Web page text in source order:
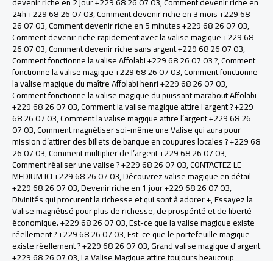
24h +229 68 26 07 03,Comment devenir riche en 3 mois +229 68
26 07 03,Comment devenir riche en 5 minutes +229 68 26 07 03,
Comment devenir riche rapidement avec la valise magique +229 68
26 07 03,Comment devenir riche sans argent +229 68 26 07 03,
Comment fonctionne la valise Affolabi +229 68 26 07 03 ?,Comment
fonctionne la valise magique +229 68 26 07 03,Comment fonctionne
la valise magique du maître Affolabi henri +229 68 26 07 03,
Comment fonctionne la valise magique du puissant marabout Affolabi
+229 68 26 07 03,Comment la valise magique attire l’argent ? +229
68 26 07 03,Comment la valise magique attire l’argent +229 68 26
07 03,Comment magnétiser soi-même une Valise qui aura pour
mission d’attirer des billets de banque en coupures locales ? +229 68
26 07 03,Comment multiplier de l’argent +229 68 26 07 03,
Comment réaliser une valise ? +229 68 26 07 03,CONTACTEZ LE
MEDIUM ICI +229 68 26 07 03,Découvrez valise magique en détail
+229 68 26 07 03,Devenir riche en 1 jour +229 68 26 07 03,
Divinités qui procurent la richesse et qui sont à adorer +,Essayez la
Valise magnétisé pour plus de richesse, de prospérité et de liberté
économique. +229 68 26 07 03,Est-ce que la valise magique existe
réellement ? +229 68 26 07 03,Est-ce que le portefeuille magique
existe réellement ? +229 68 26 07 03,Grand valise magique d'argent
+229 68 26 07 03,La Valise Magique attire toujours beaucoup